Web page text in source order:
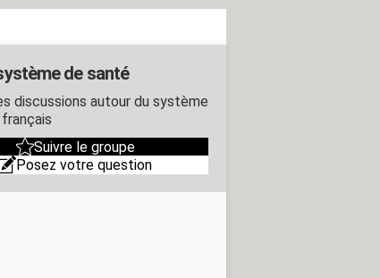
de santé
discussions autour du système
Suivre le groupe
Posez votre question